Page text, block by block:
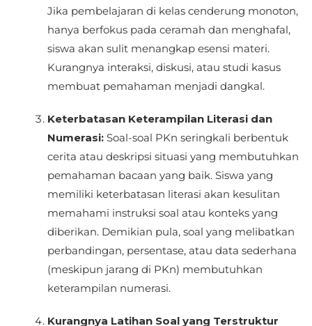
Jika pembelajaran di kelas cenderung monoton,
hanya berfokus pada ceramah dan menghafal,
siswa akan sulit menangkap esensi materi.
Kurangnya interaksi, diskusi, atau studi kasus
membuat pemahaman menjadi dangkal.
Keterbatasan Keterampilan Literasi dan
Numerasi: Soal-soal PKn seringkali berbentuk
cerita atau deskripsi situasi yang membutuhkan
pemahaman bacaan yang baik. Siswa yang
memiliki keterbatasan literasi akan kesulitan
memahami instruksi soal atau konteks yang
diberikan. Demikian pula, soal yang melibatkan
perbandingan, persentase, atau data sederhana
(meskipun jarang di PKn) membutuhkan
keterampilan numerasi.
Kurangnya Latihan Soal yang Terstruktur